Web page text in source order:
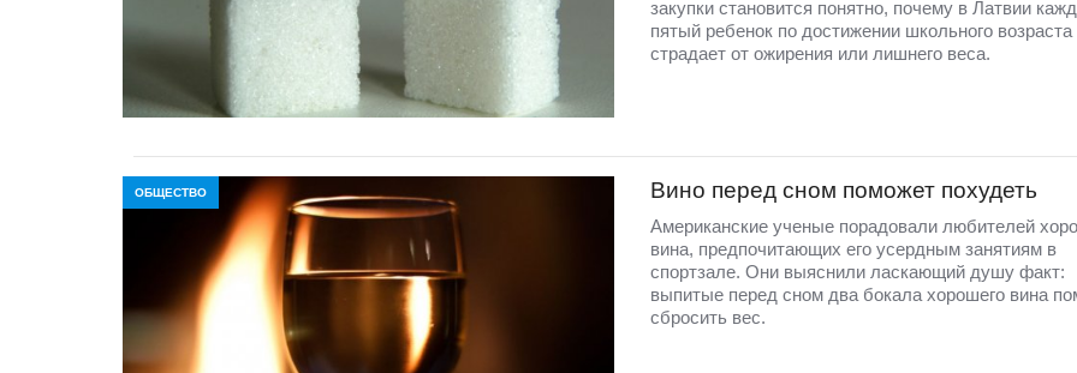
закупки становится понятно, почему в Латвии
пятый ребенок по достижении школьного возраста
страдает от ожирения или лишнего веса.
ОБЩЕСТВО Вино перед сном поможет похудеть
Американские ученые порадовали любителей
вина, предпочитающих его усердным занятиям в
спортзале. Они выяснили ласкающий душу факт:
выпитые перед сном два бокала хорошего вина
сбросить вес.